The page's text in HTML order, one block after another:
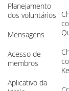
Planejamento
dos voluntários
Mensagens
Acesso de
membros
Aplicativo da